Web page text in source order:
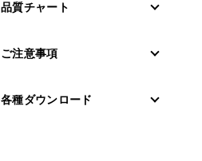
品質チャート
ご注意事項
各種ダウンロード